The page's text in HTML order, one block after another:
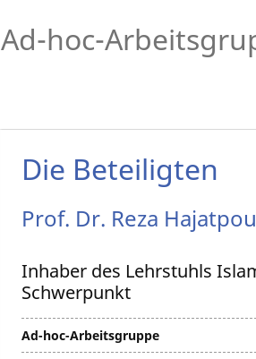
Ad-hoc-
Die Beteiligten
Prof. Dr. Reza
Inhaber des Lehrstuhls
Schwerpunkt
Ad-hoc-Arbeitsgruppe